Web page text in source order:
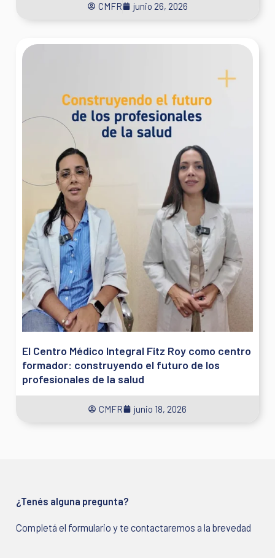
CMFR junio 26, 2026
El Centro Médico Integral Fitz Roy como centro
formador: construyendo el futuro de los
profesionales de la salud
CMFR junio 18, 2026
¿Tenés alguna pregunta?
Completá el formulario y te contactaremos a la brevedad